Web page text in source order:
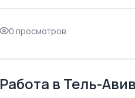
0 просмотров
Работа в Тель-